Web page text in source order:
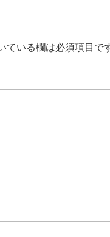
ている欄は必須項目で